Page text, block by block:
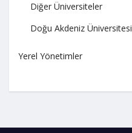
Diğer Üniversiteler
Doğu Akdeniz Üniversitesi
Yerel Yönetimler